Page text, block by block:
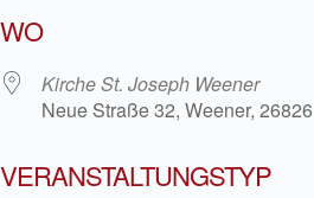
WO
Kirche St. Joseph Weener
Neue Straße 32, Weener, 26826
VERANSTALTUNGSTYP